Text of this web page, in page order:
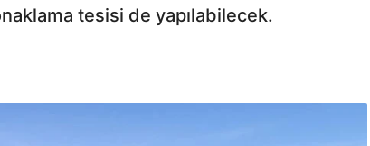
tesisi de yapılabilecek.